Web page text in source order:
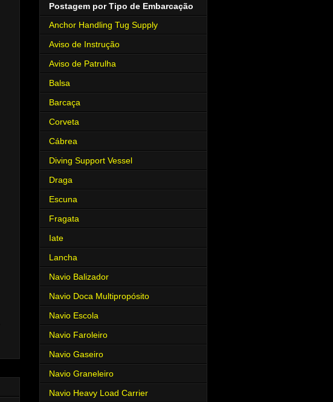
Postagem por Tipo de Embarcação
Anchor Handling Tug Supply
Aviso de Instrução
Aviso de Patrulha
Balsa
Barcaça
Corveta
Cábrea
Diving Support Vessel
Draga
Escuna
Fragata
Iate
Lancha
Navio Balizador
Navio Doca Multipropósito
Navio Escola
Navio Faroleiro
Navio Gaseiro
Navio Graneleiro
Navio Heavy Load Carrier